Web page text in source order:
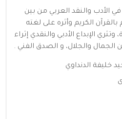
الأدب والنقد العربي من بين
الكريم وأثره على لغته
الإبداع الأدبي والنقدي إثراء
الجمال والجلال، و الصدق الفني .
خليفة الدنداوي